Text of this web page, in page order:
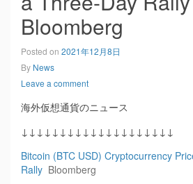
Bloomberg
Posted on 2021年12月8日
By News
Leave a comment
海外仮想通貨のニュース
↓↓↓↓↓↓↓↓↓↓↓↓↓↓↓↓↓↓↓↓
Bitcoin (BTC USD) Cryptocurrency
Rally Bloomberg